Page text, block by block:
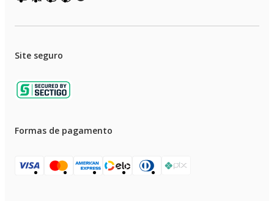
Site seguro
Formas de pagamento